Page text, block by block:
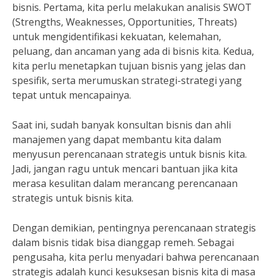
bisnis. Pertama, kita perlu melakukan analisis SWOT
(Strengths, Weaknesses, Opportunities, Threats)
untuk mengidentifikasi kekuatan, kelemahan,
peluang, dan ancaman yang ada di bisnis kita. Kedua,
kita perlu menetapkan tujuan bisnis yang jelas dan
spesifik, serta merumuskan strategi-strategi yang
tepat untuk mencapainya.
Saat ini, sudah banyak konsultan bisnis dan ahli
manajemen yang dapat membantu kita dalam
menyusun perencanaan strategis untuk bisnis kita.
Jadi, jangan ragu untuk mencari bantuan jika kita
merasa kesulitan dalam merancang perencanaan
strategis untuk bisnis kita.
Dengan demikian, pentingnya perencanaan strategis
dalam bisnis tidak bisa dianggap remeh. Sebagai
pengusaha, kita perlu menyadari bahwa perencanaan
strategis adalah kunci kesuksesan bisnis kita di masa